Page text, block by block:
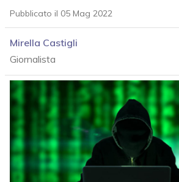
Pubblicato il 05 Mag 2022
Mirella Castigli
Giornalista